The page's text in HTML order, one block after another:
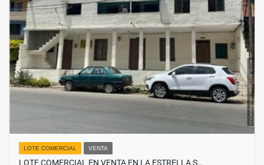
LOTE COMERCIAL VENTA
LOTE COMERCIAL EN VENTA EN LA ESTRELLA S…